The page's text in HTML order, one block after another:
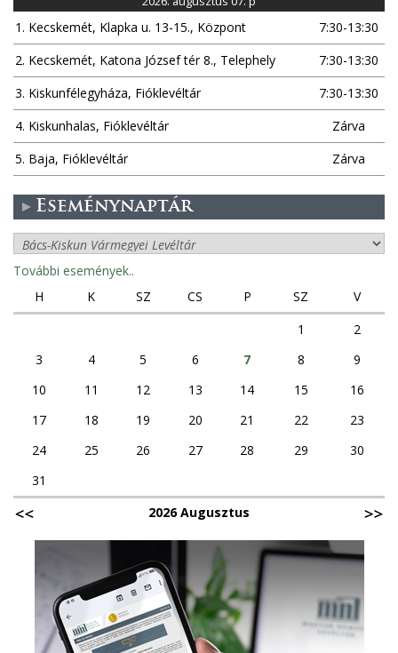
1. Kecskemét, Klapka u. 13-15., Központ
7:30-13:30
2. Kecskemét, Katona József tér 8., Telephely
7:30-13:30
3. Kiskunfélegyháza, Fióklevéltár
7:30-13:30
4. Kiskunhalas, Fióklevéltár
Zárva
5. Baja, Fióklevéltár
Zárva
Eseménynaptár
További események..
H
K SZ CS P SZ
V
1
2
3
4 5 6 7 8
9
10
11 12 13 14 15
16
17
18 19 20 21 22
23
24
25 26 27 28 29
30
31
2026 Augusztus